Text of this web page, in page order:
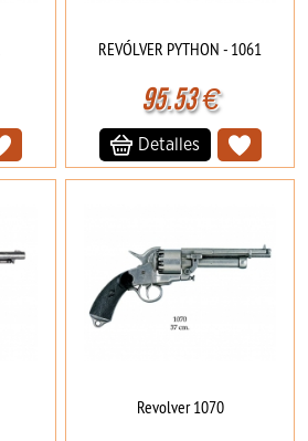
REVÓLVER PYTHON - 1061
95.53€
Detalles
Revolver 1070